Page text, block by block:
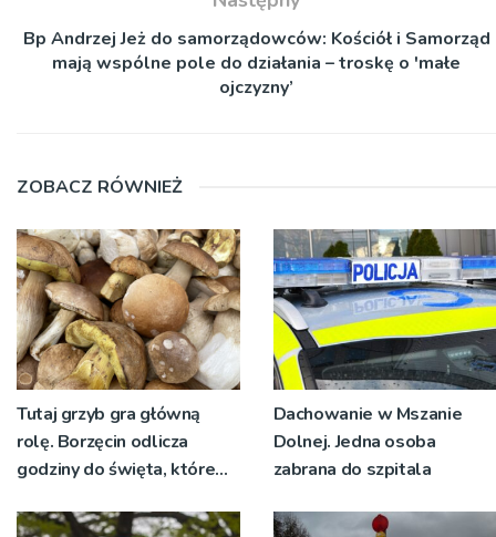
Bp Andrzej Jeż do samorządowców: Kościół i Samorząd
mają wspólne pole do działania – troskę o 'małe
ojczyzny’
ZOBACZ RÓWNIEŻ
Tutaj grzyb gra główną
rolę. Borzęcin odlicza
godziny do święta, które
pokoleń
Dachowanie w Mszanie
Dolnej. Jedna osoba
zabrana do szpitala